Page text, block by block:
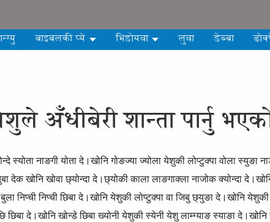
बाइबलकी प्ये भिडोयवा लुवा डेब्बा
अँधीबेरी शान्ता पार्नु
स्योता नाङगी योता दे।खोनि गोङज्या ज्योला येशुकी लोप्टुक्पा वोला स्युङा
देक खोनि खोवा छ्योन्दा दे।छ्योकी काला लाङगाक्ला नाजोक क्योन्दा
निप्ची निप्ची छिबा दे।खोनि येशुकी लोप्टुक्पा वा जिबु छ्युङा दे।खोनि
छिबा दे।खोनि खोन्डे छिबा ख्योनी येशुकी स्येनी येशु लाम्ग्याङ स्याङा